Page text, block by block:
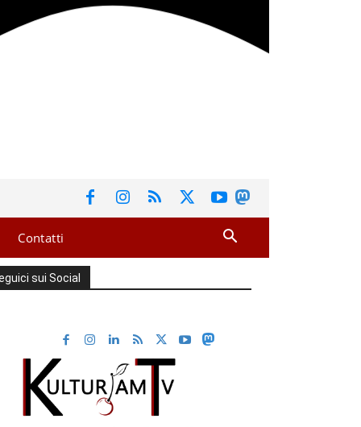
Contatti
sui Social